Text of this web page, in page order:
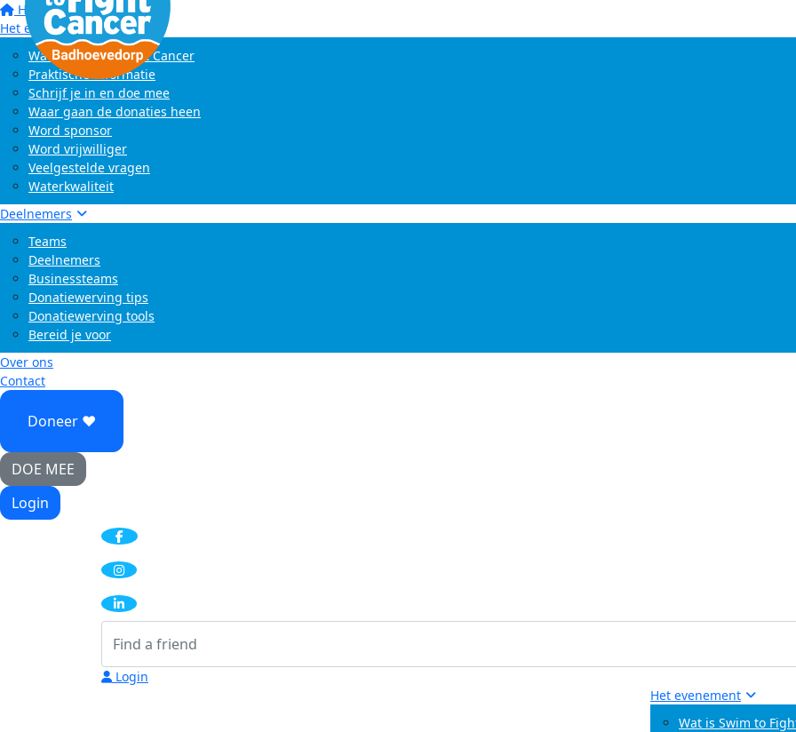
Home
Het evenement
Wat is Swim to Fight Cancer
Praktische informatie
Schrijf je in en doe mee
Waar gaan de donaties heen
Word sponsor
Word vrijwilliger
Veelgestelde vragen
Waterkwaliteit
Deelnemers
Teams
Deelnemers
Businessteams
Donatiewerving tips
Donatiewerving tools
Bereid je voor
Over ons
Contact
Doneer ♥
DOE MEE
Login
Login
Het evenement
Wat is Swim to